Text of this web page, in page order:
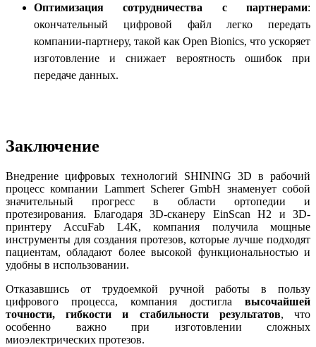
Оптимизация сотрудничества с партнерами:
окончательный цифровой файл легко передать
компании-партнеру, такой как Open Bionics, что ускоряет
изготовление и снижает вероятность ошибок при
передаче данных.
Заключение
Внедрение цифровых технологий SHINING 3D в рабочий
процесс компании Lammert Scherer GmbH знаменует собой
значительный прогресс в области ортопедии и
протезирования. Благодаря 3D-сканеру EinScan H2 и 3D-
принтеру AccuFab L4K, компания получила мощные
инструменты для создания протезов, которые лучше подходят
пациентам, обладают более высокой функциональностью и
удобны в использовании.
Отказавшись от трудоемкой ручной работы в пользу
цифрового процесса, компания достигла высочайшей
точности, гибкости и стабильности результатов, что
особенно важно при изготовлении сложных
миоэлектрических протезов.